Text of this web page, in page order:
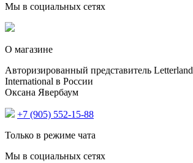
Мы в социальных сетях
О магазине
Авторизированный представитель Letterland
International в России
Оксана Явербаум
+7 (905) 552-15-88
Только в режиме чата
Мы в социальных сетях